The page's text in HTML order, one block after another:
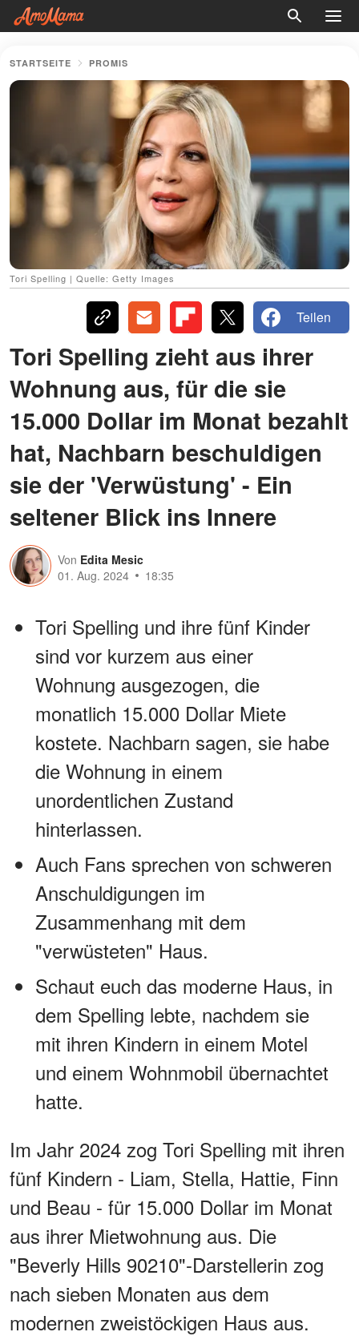
STARTSEITE PROMIS
Tori Spelling | Quelle: Getty Images
Teilen
Tori Spelling zieht aus ihrer
Wohnung aus, für die sie
15.000 Dollar im Monat bezahlt
hat, Nachbarn beschuldigen
sie der 'Verwüstung' - Ein
seltener Blick ins Innere
Von Edita Mesic
01. Aug. 2024
18:35
Tori Spelling und ihre fünf Kinder
sind vor kurzem aus einer
Wohnung ausgezogen, die
monatlich 15.000 Dollar Miete
kostete. Nachbarn sagen, sie habe
die Wohnung in einem
unordentlichen Zustand
hinterlassen.
Auch Fans sprechen von schweren
Anschuldigungen im
Zusammenhang mit dem
"verwüsteten" Haus.
Schaut euch das moderne Haus, in
dem Spelling lebte, nachdem sie
mit ihren Kindern in einem Motel
und einem Wohnmobil übernachtet
hatte.
Im Jahr 2024 zog Tori Spelling mit ihren
fünf Kindern - Liam, Stella, Hattie, Finn
und Beau - für 15.000 Dollar im Monat
aus ihrer Mietwohnung aus. Die
"Beverly Hills 90210"-Darstellerin zog
nach sieben Monaten aus dem
modernen zweistöckigen Haus aus.